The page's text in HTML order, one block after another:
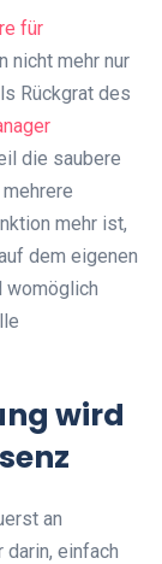
für
nicht mehr nur
Rückgrat des
die saubere
mehr ist,
dem eigenen
womöglich
wird
an
einfach